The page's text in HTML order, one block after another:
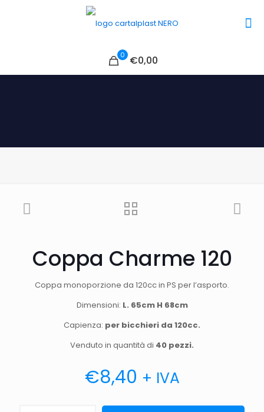
0 €0,00
Coppa Charme 120
Coppa monoporzione da 120cc in PS per l’asporto.
Dimensioni: L. 65cm H 68cm
Capienza: per bicchieri da 120cc.
Venduto in quantità di 40 pezzi.
€8,40 + IVA